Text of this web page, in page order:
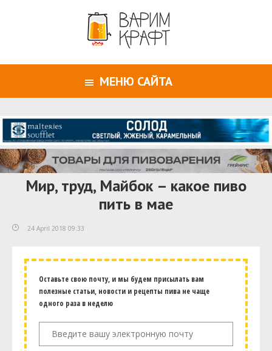
МЕНЮ САЙТА
Мир, труд, Майбок – какое пиво
пить в мае
24 April 2018 09:33
Оставьте свою почту, и мы будем присылать вам
полезные статьи, новости и рецепты пива не чаще
одного раза в неделю